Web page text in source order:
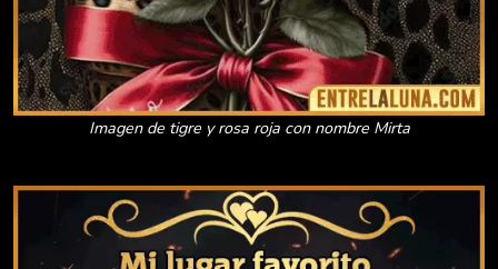
Imagen de tigre y rosa roja con nombre Mirta